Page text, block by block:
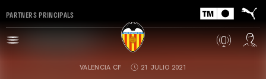
PARTNERS PRINCIPALS
VALENCIA CF 21 JULIO 2021